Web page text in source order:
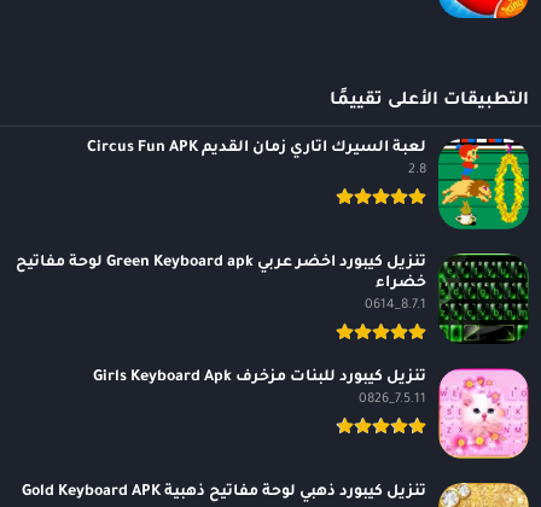
التطبيقات الأعلى تقييمًا
لعبة السيرك اتاري زمان القديم Circus Fun APK
2.8
تنزيل كيبورد اخضر عربي Green Keyboard apk لوحة مفاتيح
خضراء
8.7.1_0614
تنزيل كيبورد للبنات مزخرف Girls Keyboard Apk
7.5.11_0826
تنزيل كيبورد ذهبي لوحة مفاتيح ذهبية Gold Keyboard APK